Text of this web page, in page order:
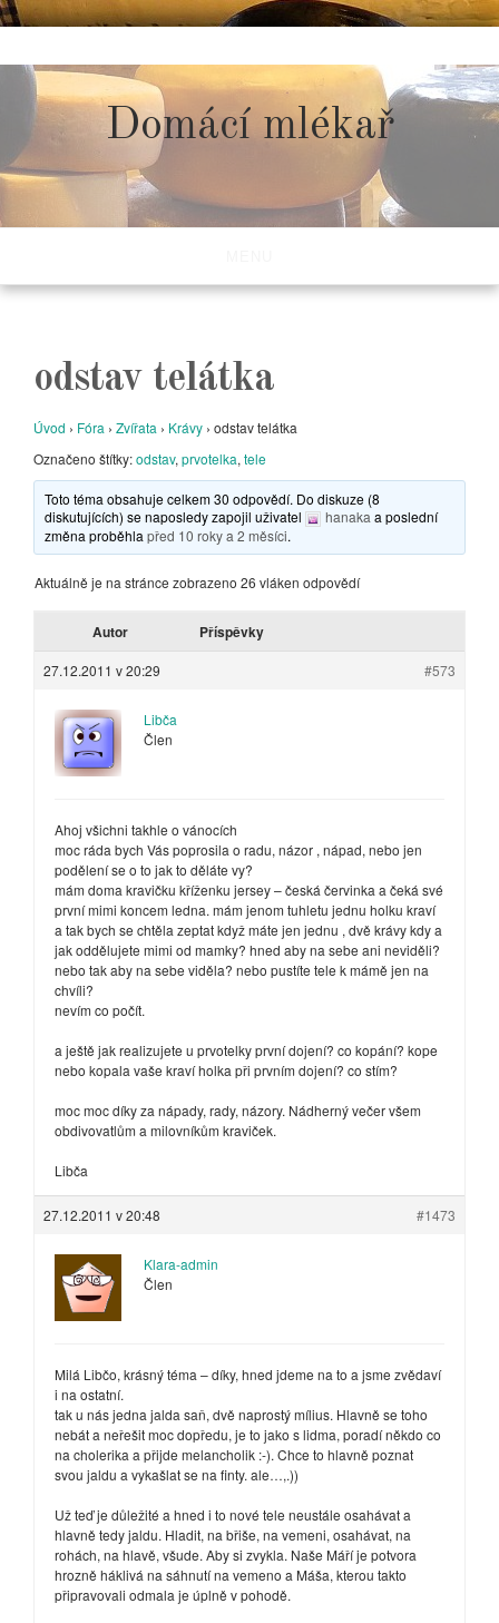
to
content
Domácí mlékař
odstav telátka
Úvod › Fóra › Zvířata › Krávy › odstav telátka
Označeno štítky:odstav, prvotelka, tele
Toto téma obsahuje celkem 30 odpovědí. Do diskuze (8
diskutujících) se naposledy zapojil uživatel
hanaka a poslední
změna proběhlapřed 10 roky a 2 měsíci.
Aktuálně je na stránce zobrazeno 26 vláken odpovědí
Autor Příspěvky
27.12.2011 v 20:29 #573
Libča
Člen
Ahoj všichni takhle o vánocích
moc ráda bych Vás poprosila o radu, názor , nápad, nebo jen
podělení se o to jak to děláte vy?
mám doma kravičku kříženku jersey – česká červinka a čeká své
první mimi koncem ledna. mám jenom tuhletu jednu holku kraví
a tak bych se chtěla zeptat když máte jen jednu , dvě krávy kdy a
jak oddělujete mimi od mamky? hned aby na sebe ani neviděli?
nebo tak aby na sebe viděla? nebo pustíte tele k mámě jen na
chvíli?
nevím co počít.
a ještě jak realizujete u prvotelky první dojení? co kopání? kope
nebo kopala vaše kraví holka při prvním dojení? co stím?
moc moc díky za nápady, rady, názory. Nádherný večer všem
obdivovatlům a milovníkům kraviček.
Libča
27.12.2011 v 20:48 #1473
Klara-admin
Člen
Milá Libčo, krásný téma – díky, hned jdeme na to a jsme zvědaví
i na ostatní.
tak u nás jedna jalda saň, dvě naprostý mílius. Hlavně se toho
nebát a neřešit moc dopředu, je to jako s lidma, poradí někdo co
na cholerika a přijde melancholik :-). Chce to hlavně poznat
svou jaldu a vykašlat se na finty. ale…,.))
Už teď je důležité a hned i to nové tele neustále osahávat a
hlavně tedy jaldu. Hladit, na břiše, na vemeni, osahávat, na
rohách, na hlavě, všude. Aby si zvykla. Naše Máří je potvora
hrozně háklivá na sáhnutí na vemeno a Máša, kterou takto
připravovali odmala je úplně v pohodě.